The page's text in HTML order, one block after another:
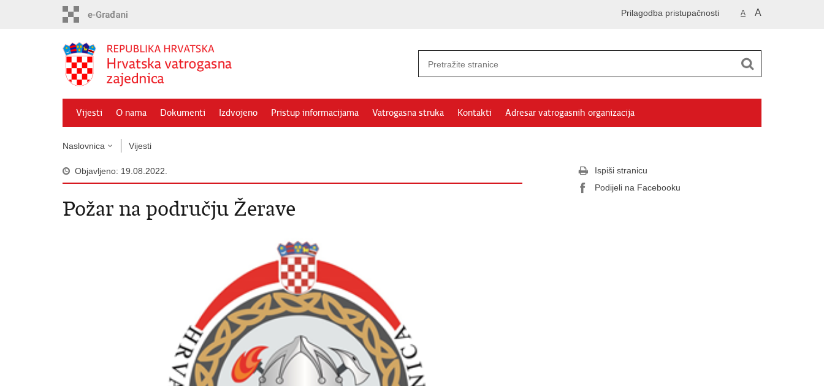
A A
Prilagodba pristupačnosti
Vijesti O nama Dokumenti Izdvojeno Pristup informacijama Vatrogasna struka Kontakti Adresar vatrogasnih organizacija
Naslovnica Vijesti
Objavljeno: 19.08.2022.
Požar na području Žerave
Ispiši stranicu
Podijeli na Facebooku